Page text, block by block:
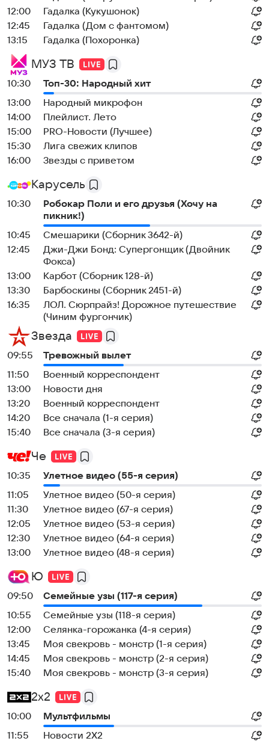
12:00
Гадалка (Кукушонок)
12:45
Гадалка (Дом с фантомом)
13:15
Гадалка (Похоронка)
МУЗ ТВ
10:30
Топ-30: Народный хит
13:00
Народный микрофон
14:00
Плейлист. Лето
15:00
PRO-Новости (Лучшее)
15:30
Лига свежих клипов
16:00
Звезды с приветом
Карусель
10:30
Робокар Поли и его друзья (Хочу на
пикник!)
10:45
Смешарики (Сборник 3642-й)
12:45
Джи-Джи Бонд: Супергонщик (Двойник
Фокса)
13:00
Карбот (Сборник 128-й)
13:30
Барбоскины (Сборник 2451-й)
16:35
ЛОЛ. Сюрпрайз! Дорожное путешествие
(Чиним фургончик)
Звезда
09:55
Тревожный вылет
11:50
Военный корреспондент
13:00
Новости дня
13:20
Военный корреспондент
14:20
Все сначала (1-я серия)
15:40
Все сначала (3-я серия)
Че
10:35
Улетное видео (55-я серия)
11:05
Улетное видео (50-я серия)
11:30
Улетное видео (67-я серия)
12:05
Улетное видео (53-я серия)
12:30
Улетное видео (64-я серия)
13:00
Улетное видео (48-я серия)
Ю
09:50
Семейные узы (117-я серия)
10:55
Семейные узы (118-я серия)
12:00
Селянка-горожанка (4-я серия)
13:45
Моя свекровь - монстр (1-я серия)
14:45
Моя свекровь - монстр (2-я серия)
15:40
Моя свекровь - монстр (3-я серия)
2x2
10:00
Мультфильмы
11:55
Новости 2Х2